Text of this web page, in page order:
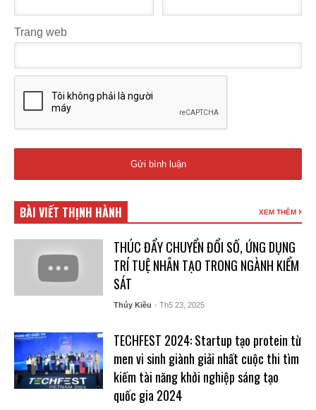
Trang web
BÀI VIẾT THỊNH HÀNH XEM THÊM
THÚC ĐẨY CHUYỂN ĐỔI SỐ, ỨNG DỤNG
TRÍ TUỆ NHÂN TẠO TRONG NGÀNH KIỂM
SÁT
Thúy Kiều - Th5 23, 2025
TECHFEST 2024: Startup tạo protein từ
men vi sinh giành giải nhất cuộc thi tìm
kiếm tài năng khởi nghiệp sáng tạo
quốc gia 2024